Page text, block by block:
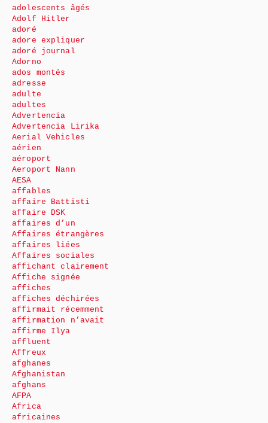
adolescents âgés
Adolf Hitler
adoré
adore expliquer
adoré journal
Adorno
ados montés
adresse
adulte
adultes
Advertencia
Advertencia Lirika
Aerial Vehicles
aérien
aéroport
Aeroport Nann
AESA
affables
affaire Battisti
affaire DSK
affaires d’un
Affaires étrangères
affaires liées
Affaires sociales
affichant clairement
Affiche signée
affiches
affiches déchirées
affirmait récemment
affirmation n’avait
affirme Ilya
affluent
Affreux
afghanes
Afghanistan
afghans
AFPA
Africa
africaines